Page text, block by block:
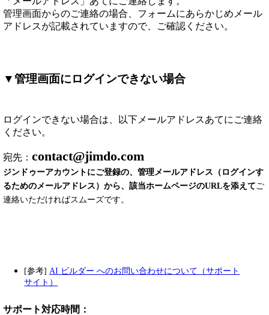
管理画面からのご連絡の場合、フォームにあらかじめメール
アドレスが記載されていますので、ご確認ください。
▼管理画面にログインできない場合
ログインできない場合は、以下メールアドレスあてにご連絡
ください。
宛先： contact@jimdo.com
ジンドゥーアカウントにご登録の、管理メールアドレス（ログインす
るためのメールアドレス）から、該当ホームページのURLを添えて ご
連絡いただければスムーズです。
[参考] AI ビルダー へのお問い合わせについて（サポート
サイト）
サポート対応時間：